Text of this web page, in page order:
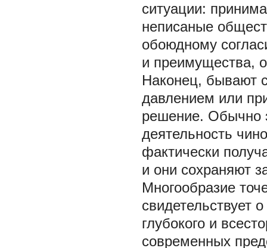
ситуации:
неписаные
обоюдному
и преимущества,
Наконец, бывают
давлением или
решение. Обычно
деятельность
фактически
и они сохраняют
Многообразие
свидетельствует
глубокого и
современных